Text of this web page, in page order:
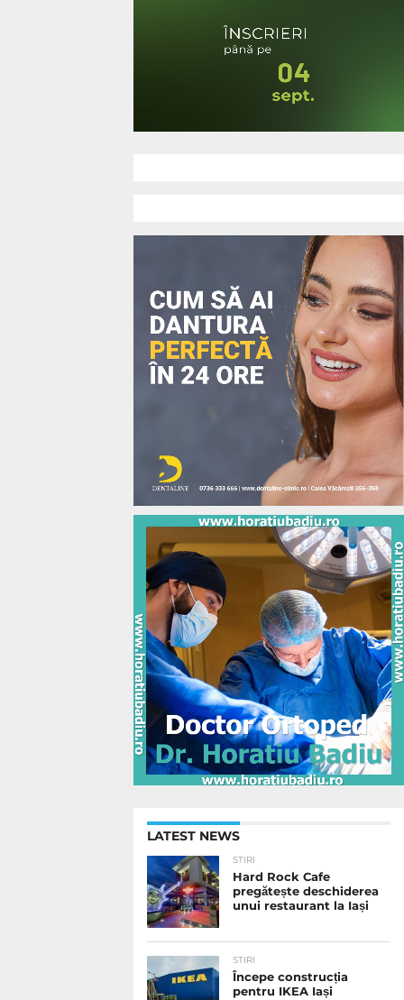
LATEST NEWS
STIRI
Hard Rock Cafe
pregătește deschiderea
unui restaurant la Iași
STIRI
Începe construcția
pentru IKEA Iași